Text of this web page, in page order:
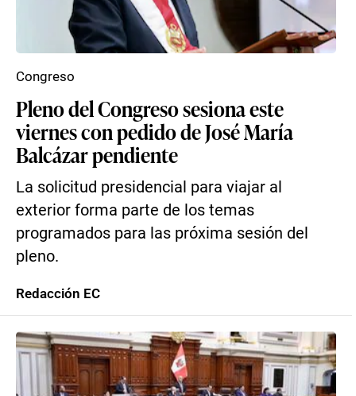
Pleno del Congreso sesiona este
viernes con pedido de José María
Balcázar pendiente
La solicitud presidencial para viajar al
exterior forma parte de los temas
programados para las próxima sesión del
pleno.
Congreso
Redacción EC